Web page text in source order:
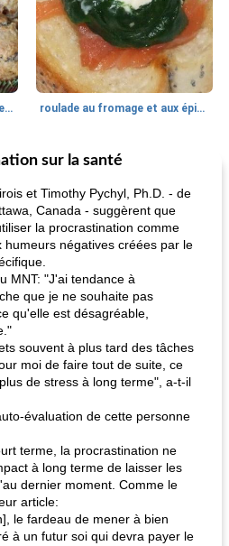
Muffins géants aux carottes et à la banane de Nif roulade au fromage et aux épinards
Viande et volaille
sur la santé
et Timothy Pychyl, Ph.D. - de
Canada - suggèrent que
la procrastination comme
négatives créées par le
MNT: "J'ai tendance à
que je ne souhaite pas
qu'elle est désagréable,
souvent à plus tard des tâches
moi de faire tout de suite, ce
de stress à long terme", a-t-il
évaluation de cette personne
terme, la procrastination ne
à long terme de laisser les
dernier moment. Comme le
article:
le fardeau de mener à bien
à un futur soi qui devra payer le